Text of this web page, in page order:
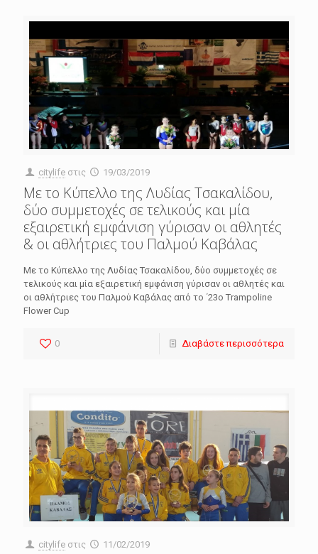
citylife στις 19/03/2019
Με το Κύπελλο της Λυδίας Τσακαλίδου,
δύο συμμετοχές σε τελικούς και μία
εξαιρετική εμφάνιση γύρισαν οι αθλητές
& οι αθλήτριες του Παλμού Καβάλας
Με το Κύπελλο της Λυδίας Τσακαλίδου, δύο συμμετοχές σε
τελικούς και μία εξαιρετική εμφάνιση γύρισαν οι αθλητές και
οι αθλήτριες του Παλμού Καβάλας από το ΄23ο Trampoline
Flower Cup
0 Διαβάστε περισσότερα
citylife στις 11/02/2019